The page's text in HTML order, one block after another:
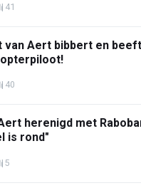
41
van Aert bibbert en
40
herenigd met
is rond"
5